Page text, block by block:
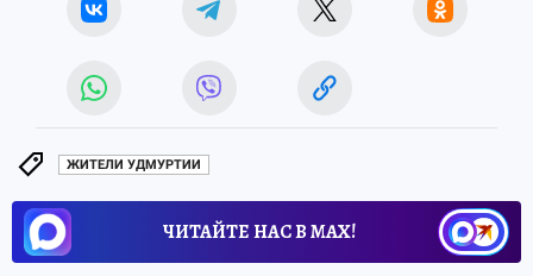
ЖИТЕЛИ УДМУРТИИ
ЧИТАЙТЕ НАС В МАХ!